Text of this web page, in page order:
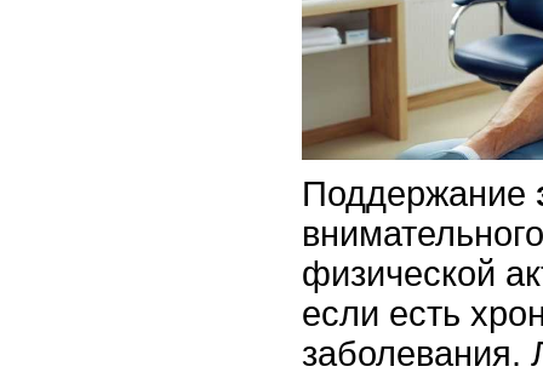
Поддержание
физической
если есть
заболевания.